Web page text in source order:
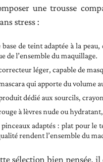
une trousse
stress :
base de teint adaptée à la
de l’ensemble du maquillage.
léger, capable de
qui apporte du volume
dédié aux sourcils,
à lèvres nude ou
pinceaux adaptés : plat pour le
rendent l’ensemble du
sélection bien pensée,